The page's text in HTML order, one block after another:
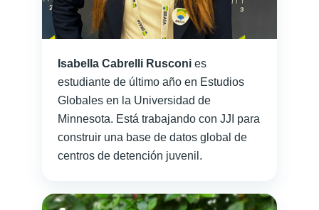
Isabella Cabrelli Rusconies
estudiante de último año en Estudios
Globales en la Universidad de
Minnesota. Está trabajando con JJI para
construir una base de datos global de
centros de detención juvenil.